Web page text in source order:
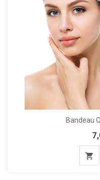
Bandeau
